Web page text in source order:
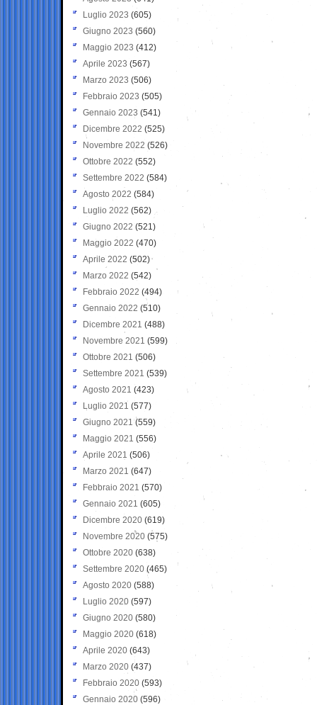
Luglio 2023 (605)
Giugno 2023 (560)
Maggio 2023 (412)
Aprile 2023 (567)
Marzo 2023 (506)
Febbraio 2023 (505)
Gennaio 2023 (541)
Dicembre 2022 (525)
Novembre 2022 (526)
Ottobre 2022 (552)
Settembre 2022 (584)
Agosto 2022 (584)
Luglio 2022 (562)
Giugno 2022 (521)
Maggio 2022 (470)
Aprile 2022 (502)
Marzo 2022 (542)
Febbraio 2022 (494)
Gennaio 2022 (510)
Dicembre 2021 (488)
Novembre 2021 (599)
Ottobre 2021 (506)
Settembre 2021 (539)
Agosto 2021 (423)
Luglio 2021 (577)
Giugno 2021(559)
Maggio 2021 (556)
Aprile 2021 (506)
Marzo 2021 (647)
Febbraio 2021 (570)
Gennaio 2021 (605)
Dicembre 2020 (619)
Novembre 2020 (575)
Ottobre 2020 (638)
Settembre 2020(465)
Agosto 2020 (588)
Luglio 2020 (597)
Giugno 2020 (580)
Maggio 2020 (618)
Aprile 2020 (643)
Marzo 2020 (437)
Febbraio 2020 (593)
Gennaio 2020 (596)